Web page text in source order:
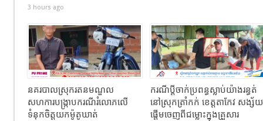
3 hours ago
នគរបាលស្រុករតនមណ្ឌល
សហការបង្រ្កាបករណីរំលោភលើ
ទំនុកចិត្តយកម៉ូតូឃាត់
ករណីប្តីចាក់ប្រពន្ធស្លាប់យ៉ាងរន្ធត់
នៅស្រុកត្រាំកក់ ខេត្តតាកែវ សង្ស័យ
ផ្តើមចេញពីជម្លោះក្នុងគ្រួសារ